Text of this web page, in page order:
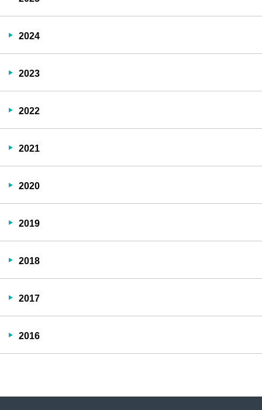
2024
2023
2022
2021
2020
2019
2018
2017
2016